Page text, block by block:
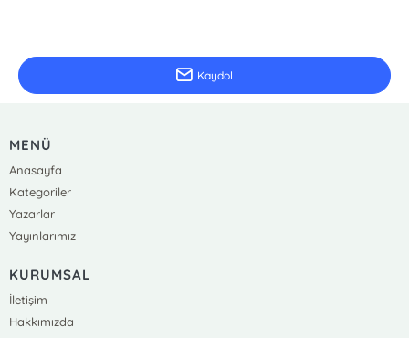
Kaydol
MENÜ
Anasayfa
Kategoriler
Yazarlar
Yayınlarımız
KURUMSAL
İletişim
Hakkımızda